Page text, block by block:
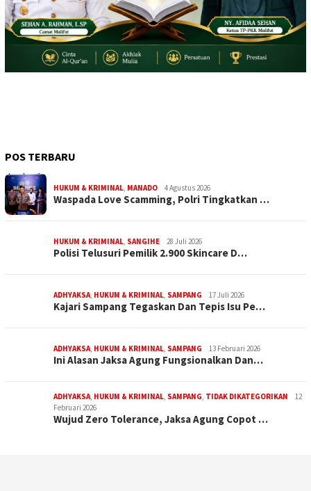
POS TERBARU
HUKUM & KRIMINAL, MANADO 4 Agustus 2026
Waspada Love Scamming, Polri Tingkatkan …
HUKUM & KRIMINAL, SANGIHE 28 Juli 2026
Polisi Telusuri Pemilik 2.900 Skincare D…
ADHYAKSA, HUKUM & KRIMINAL, SAMPANG 17 Juli 2026
Kajari Sampang Tegaskan Dan Tepis Isu Pe…
ADHYAKSA, HUKUM & KRIMINAL, SAMPANG 13 Februari 2026
Ini Alasan Jaksa Agung Fungsionalkan Dan…
ADHYAKSA, HUKUM & KRIMINAL, SAMPANG, TIDAK DIKATEGORIKAN
12
Februari 2026
Wujud Zero Tolerance, Jaksa Agung Copot …